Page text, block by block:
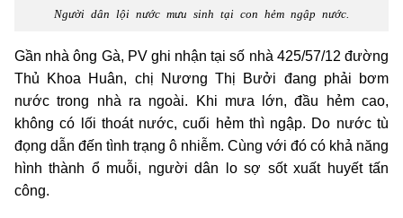
Người dân lội nước mưu sinh tại con hẻm ngập nước.
Gần nhà ông Gà, PV ghi nhận tại số nhà 425/57/12 đường
Thủ Khoa Huân, chị Nương Thị Bưởi đang phải bơm
nước trong nhà ra ngoài. Khi mưa lớn, đầu hẻm cao,
không có lối thoát nước, cuối hẻm thì ngập. Do nước tù
đọng dẫn đến tình trạng ô nhiễm. Cùng với đó có khả năng
hình thành ổ muỗi, người dân lo sợ sốt xuất huyết tấn
công.